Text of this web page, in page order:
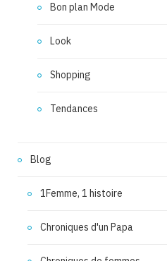
Bon plan Mode
Look
Shopping
Tendances
Blog
1Femme, 1 histoire
Chroniques d'un Papa